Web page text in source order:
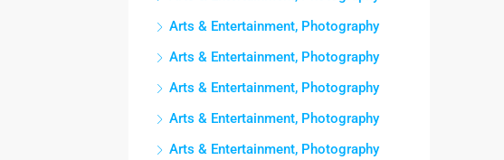
Arts & Entertainment, Photography
Arts & Entertainment, Photography
Arts & Entertainment, Photography
Arts & Entertainment, Photography
Arts & Entertainment, Photography